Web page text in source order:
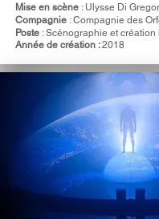
Mise en scène : Ulysse Di
Compagnie : Compagnie des
Poste : Scénographie et création
Année de création :2018